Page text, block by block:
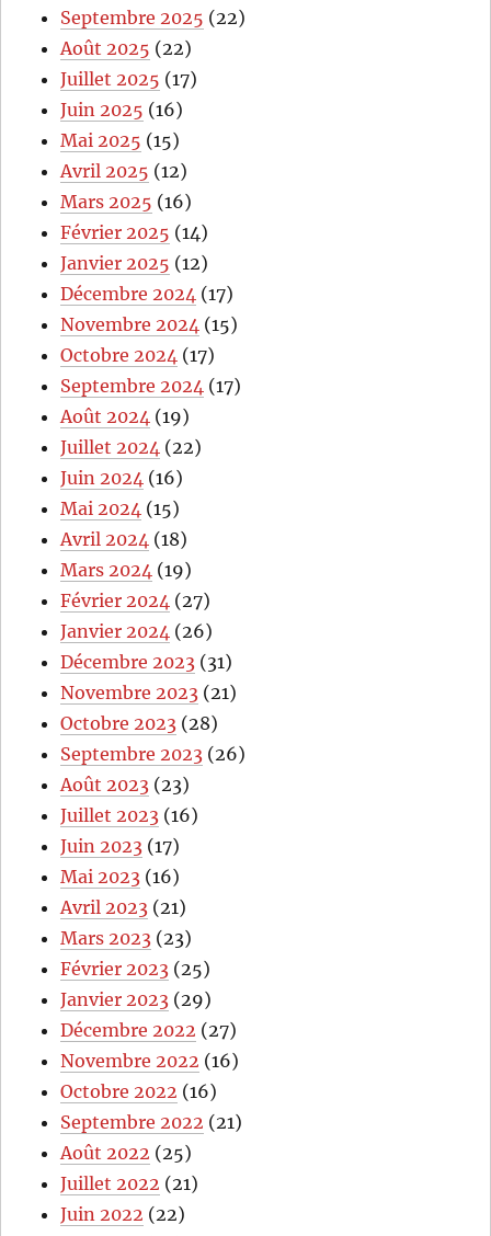
Septembre 2025 (22)
Août 2025 (22)
Juillet 2025 (17)
Juin 2025 (16)
Mai 2025 (15)
Avril 2025 (12)
Mars 2025 (16)
Février 2025 (14)
Janvier 2025 (12)
Décembre 2024 (17)
Novembre 2024 (15)
Octobre 2024 (17)
Septembre 2024 (17)
Août 2024 (19)
Juillet 2024 (22)
Juin 2024 (16)
Mai 2024 (15)
Avril 2024 (18)
Mars 2024 (19)
Février 2024 (27)
Janvier 2024 (26)
Décembre 2023 (31)
Novembre 2023 (21)
Octobre 2023 (28)
Septembre 2023 (26)
Août 2023 (23)
Juillet 2023 (16)
Juin 2023 (17)
Mai 2023 (16)
Avril 2023 (21)
Mars 2023 (23)
Février 2023 (25)
Janvier 2023 (29)
Décembre 2022 (27)
Novembre 2022 (16)
Octobre 2022 (16)
Septembre 2022 (21)
Août 2022 (25)
Juillet 2022 (21)
Juin 2022 (22)